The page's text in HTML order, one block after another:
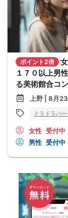
ポイント2倍
１７０以上男
る美術館合コン
上野 | 8月
ドラドラパ
女性 受付中
男性 受付中